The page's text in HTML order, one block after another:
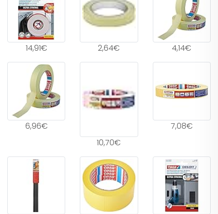
14,91€ 2,64€ 4,14€
6,96€
10,70€
7,08€